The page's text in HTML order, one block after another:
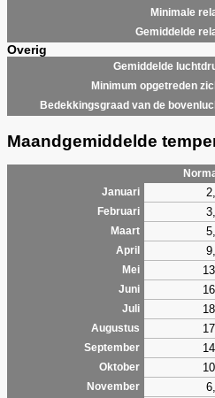
Minimale
Gemiddelde
Overig
Gemiddelde
Minimum opgetreden
Bedekkingsgraad van de
Maandgemiddelde
Januari
Februari
Maart
April
Mei
Juni
Juli
Augustus
September
Oktober
November